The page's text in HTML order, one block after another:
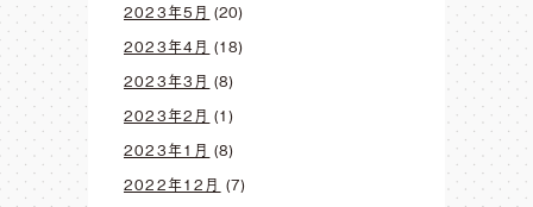
2023年5月 (20)
2023年4月 (18)
2023年3月 (8)
2023年2月 (1)
2023年1月 (8)
2022年12月 (7)